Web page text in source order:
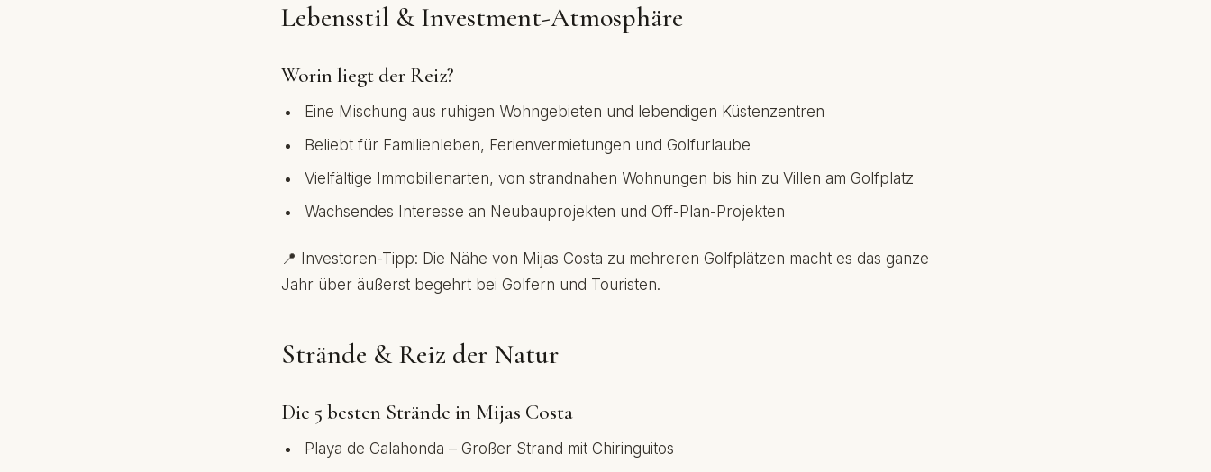
Lebensstil & Investment-Atmosphäre
Worin liegt der Reiz?
Eine Mischung aus ruhigen Wohngebieten und lebendigen Küstenzentren
Beliebt für Familienleben, Ferienvermietungen und Golfurlaube
Vielfältige Immobilienarten, von strandnahen Wohnungen bis hin zu Villen am Golfplatz
Wachsendes Interesse an Neubauprojekten und Off-Plan-Projekten
📍 Investoren-Tipp: Die Nähe von Mijas Costa zu mehreren Golfplätzen macht es das ganze
Jahr über äußerst begehrt bei Golfern und Touristen.
Strände & Reiz der Natur
Die 5 besten Strände in Mijas Costa
Playa de Calahonda – Großer Strand mit Chiringuitos